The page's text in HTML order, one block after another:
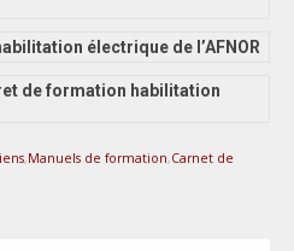
électrique de l’AFNOR
de formation habilitation
,Manuels de formation,Carnet de